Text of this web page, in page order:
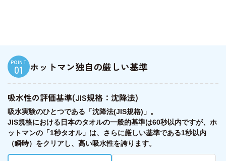
POINT
01 ホットマン独自の厳しい基準
吸水性の評価基準(JIS規格：沈降法)
吸水実験のひとつである「沈降法(JIS規格)」。
JIS規格における日本のタオルの一般的基準は60秒以内ですが、ホ
ットマンの「1秒タオル」は、さらに厳しい基準である1秒以内
（瞬時）をクリアし、高い吸水性を誇ります。